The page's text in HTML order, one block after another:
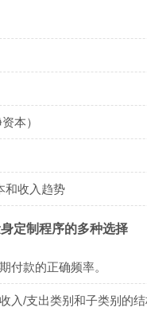
本）
和收入趋势
定制程序的多种选择
付款的正确频率。
入/支出类别和子类别的结